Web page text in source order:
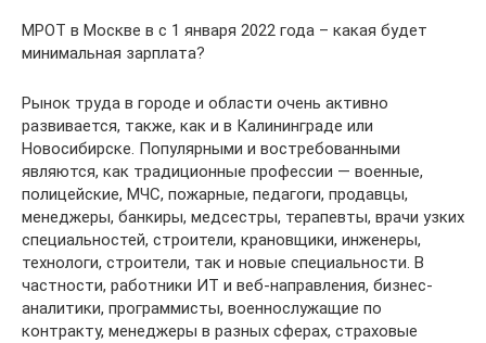
МРОТ в Москве в с 1 января 2022 года – какая будет
минимальная зарплата?
Рынок труда в городе и области очень активно
развивается, также, как и в Калининграде или
Новосибирске. Популярными и востребованными
являются, как традиционные профессии — военные,
полицейские, МЧС, пожарные, педагоги, продавцы,
менеджеры, банкиры, медсестры, терапевты, врачи узких
специальностей, строители, крановщики, инженеры,
технологи, строители, так и новые специальности. В
частности, работники ИТ и веб-направления, бизнес-
аналитики, программисты, военнослужащие по
контракту, менеджеры в разных сферах, страховые